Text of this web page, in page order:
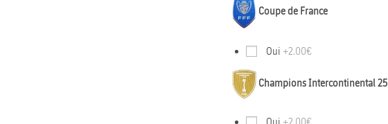
Coupe de France
Oui +2.00€
Champions Intercontinental 25